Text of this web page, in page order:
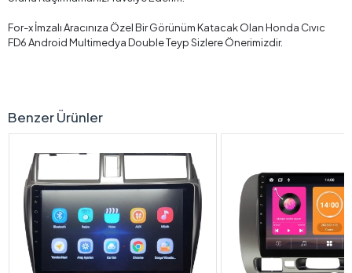
For-x İmzalı Aracınıza Özel Bir Görünüm Katacak Olan Honda Cıvıc
FD6 Android Multimedya Double Teyp Sizlere Önerimizdir.
Benzer Ürünler